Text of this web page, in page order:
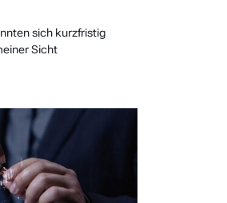
sich kurzfristig
Sicht